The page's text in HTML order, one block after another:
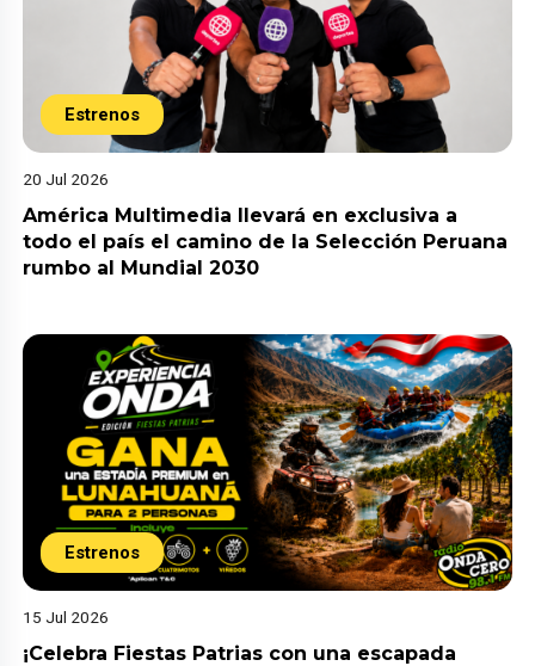
Estrenos
20 Jul 2026
América Multimedia llevará en exclusiva a
todo el país el camino de la Selección Peruana
rumbo al Mundial 2030
Estrenos
15 Jul 2026
¡Celebra Fiestas Patrias con una escapada